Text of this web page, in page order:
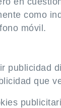
como
móvil.
publicidad
que